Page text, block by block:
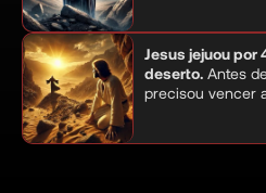
Jesus jejuou por
deserto.Antes
precisou vencer